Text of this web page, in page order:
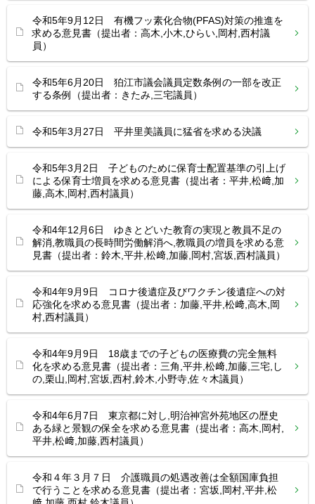
令和5年9月12日 有機フッ素化合物(PFAS)対策の推進を
求める意見書（提出者：高木,小木,ひらい,岡村,西村議
員）
令和5年6月20日 狛江市議会議員定数条例の一部を改正
する条例（提出者：きたみ,三宅議員）
令和5年3月27日 平井里美議員に猛省を求める決議
令和5年3月2日 子どものために保育士配置基準の引上げ
による保育士増員を求める意見書（提出者：平井,松﨑,加
藤,高木,岡村,西村議員）
令和4年12月6日 ゆきとどいた教育の実現と教員不足の
解消,教職員の長時間労働解消へ,教職員の増員を求める意
見書（提出者：鈴木,平井,松﨑,加藤,岡村,宮坂,西村議員）
令和4年9月9日 コロナ後遺症及びワクチン後遺症への対
応強化を求める意見書（提出者：加藤,平井,松﨑,高木,岡
村,西村議員）
令和4年9月9日 18歳までの子どもの医療費の完全無料
化を求める意見書（提出者：三角,平井,松﨑,加藤,三宅,し
の,栗山,岡村,宮坂,西村,鈴木,小野寺,佐々木議員）
令和4年6月7日 東京都に対し,明治神宮外苑地区の歴史
ある緑と景観の保全を求める意見書（提出者：高木,岡村,
平井,松﨑,加藤,西村議員）
令和４年３月７日 介護職員の処遇改善は全額国庫負担
で行うことを求める意見書（提出者：宮坂,岡村,平井,松